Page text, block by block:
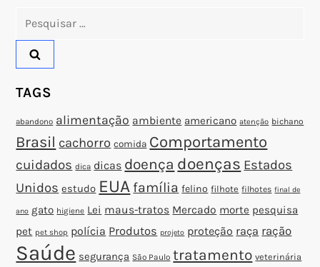
o
s
t
Pesquisar
TAGS
abandono alimentação ambiente americano atenção bichano
Brasil cachorro comida Comportamento
cuidados dica dicas doença doenças Estados
Unidos estudo EUA família felino filhote filhotes final de
ano gato higiene Lei maus-tratos Mercado morte pesquisa
pet pet shop polícia Produtos projeto proteção raça ração
Saúde segurança São Paulo tratamento veterinária